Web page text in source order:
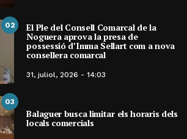
02 El Ple del Consell Comarcal de la
Noguera aprova la presa de
possessió d’Imma Sellart com a nova
consellera comarcal
31, juliol, 2026 - 14:03
03
Balaguer busca limitar els horaris dels
locals comercials